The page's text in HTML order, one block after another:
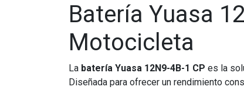
Batería Yuasa
Motocicleta
La batería Yuasa 12N9-4B-1 CP es la
Diseñada para ofrecer un rendimiento